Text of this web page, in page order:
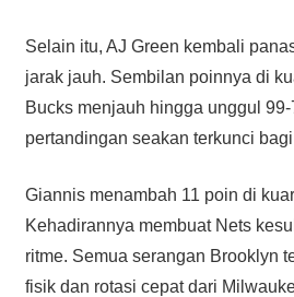
Selain itu, AJ Green kembali
jarak jauh. Sembilan poinnya di
Bucks menjauh hingga unggul
pertandingan seakan terkunci
Giannis menambah 11 poin di
Kehadirannya membuat Nets
ritme. Semua serangan Brooklyn
fisik dan rotasi cepat dari